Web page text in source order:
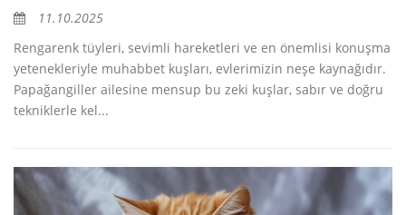
11.10.2025
Rengarenk tüyleri, sevimli hareketleri ve en önemlisi konuşma
yetenekleriyle muhabbet kuşları, evlerimizin neşe kaynağıdır.
Papağangiller ailesine mensup bu zeki kuşlar, sabır ve doğru
tekniklerle kel...